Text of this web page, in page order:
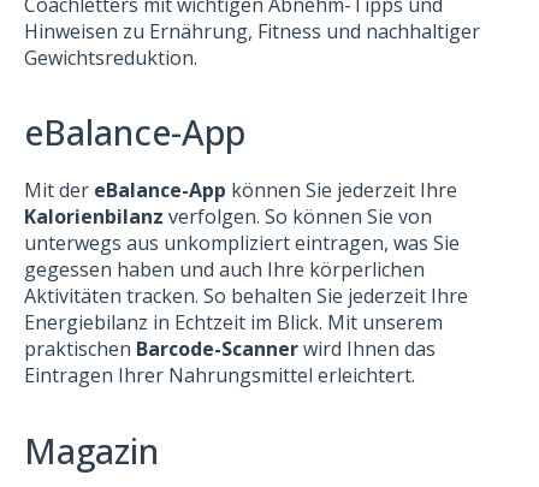
Hinweisen zu Ernährung, Fitness und nachhaltiger
Gewichtsreduktion.
eBalance-App
Mit der eBalance-App können Sie jederzeit Ihre
Kalorienbilanz verfolgen. So können Sie von
unterwegs aus unkompliziert eintragen, was Sie
gegessen haben und auch Ihre körperlichen
Aktivitäten tracken. So behalten Sie jederzeit Ihre
Energiebilanz in Echtzeit im Blick. Mit unserem
praktischen Barcode-Scannerwird Ihnen das
Eintragen Ihrer Nahrungsmittel erleichtert.
Magazin